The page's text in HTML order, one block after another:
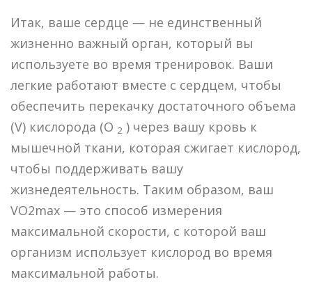
Итак, ваше сердце — не единственный
жизненно важный орган, который вы
используете во время тренировок. Ваши
легкие работают вместе с сердцем, чтобы
обеспечить перекачку достаточного объема
(V) кислорода (O 2 ) через вашу кровь к
мышечной ткани, которая сжигает кислород,
чтобы поддерживать вашу
жизнедеятельность. Таким образом, ваш
VO2max — это способ измерения
максимальной скорости, с которой ваш
организм использует кислород во время
максимальной работы.